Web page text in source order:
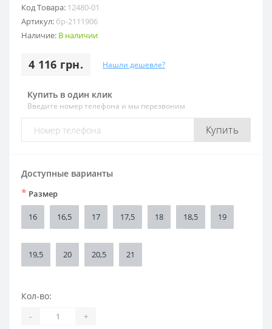
Код Товара: 12480-01
Артикул: бр-2111906
Наличие: В наличии
4 116 грн. Нашли дешевле?
Купить в один клик
Введите номер телефона и мы перезвоним
Купить
Доступные варианты
* Размер
16 16,5 17 17,5 18 18,5 19
19,5 20 20,5 21
Кол-во:
- +